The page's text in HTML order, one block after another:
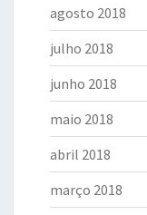
agosto 2018
julho 2018
junho 2018
maio 2018
abril 2018
março 2018